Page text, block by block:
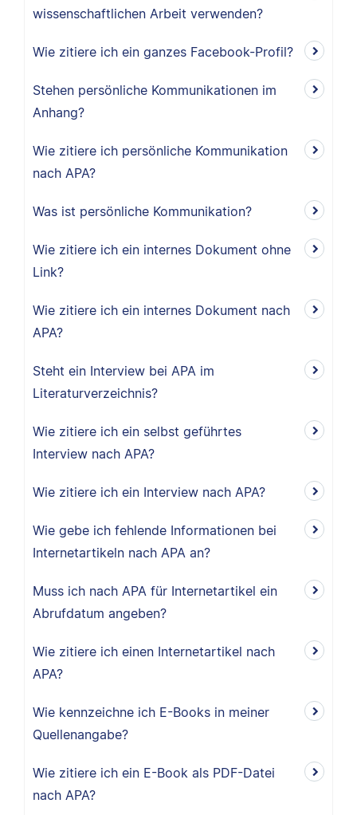
wissenschaftlichen Arbeit verwenden?
Wie zitiere ich ein ganzes Facebook-Profil?
Stehen persönliche Kommunikationen im
Anhang?
Wie zitiere ich persönliche Kommunikation
nach APA?
Was ist persönliche Kommunikation?
Wie zitiere ich ein internes Dokument ohne
Link?
Wie zitiere ich ein internes Dokument nach
APA?
Steht ein Interview bei APA im
Literaturverzeichnis?
Wie zitiere ich ein selbst geführtes
Interview nach APA?
Wie zitiere ich ein Interview nach APA?
Wie gebe ich fehlende Informationen bei
Internetartikeln nach APA an?
Muss ich nach APA für Internetartikel ein
Abrufdatum angeben?
Wie zitiere ich einen Internetartikel nach
APA?
Wie kennzeichne ich E-Books in meiner
Quellenangabe?
Wie zitiere ich ein E-Book als PDF-Datei
nach APA?